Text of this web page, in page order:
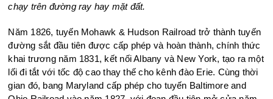
chạy trên đường ray hay mặt đất.
Năm 1826, tuyến Mohawk & Hudson Railroad trở thành tuyến
đường sắt đầu tiên được cấp phép và hoàn thành, chính thức
khai trương năm 1831, kết nối Albany và New York, tạo ra một
lối đi tắt với tốc độ cao thay thế cho kênh đào Erie. Cùng thời
gian đó, bang Maryland cấp phép cho tuyến Baltimore and